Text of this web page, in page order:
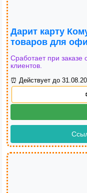
Дарит карту
товаров для
Сработает при заказе
клиентов.
⏰ Действует до